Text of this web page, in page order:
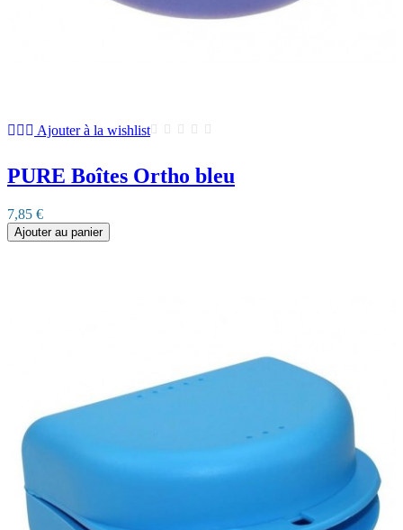
Ajouter à la wishlist
PURE Boîtes Ortho bleu
7,85 €
Ajouter au panier